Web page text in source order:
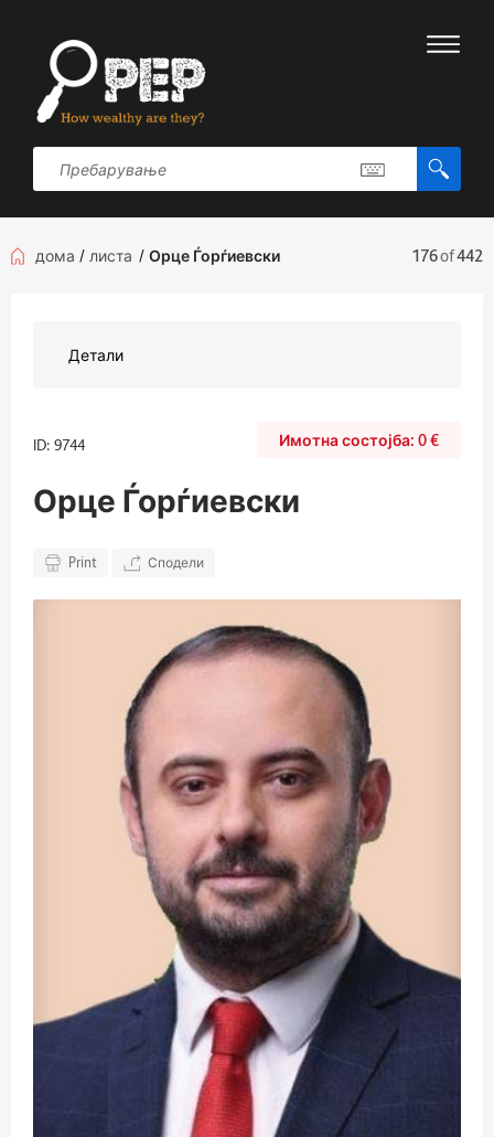
дома / листа / Орце Ѓорѓиевски 176of442
Детали
ID: 9744 0€
Орце Ѓорѓиевски
Print Сподели